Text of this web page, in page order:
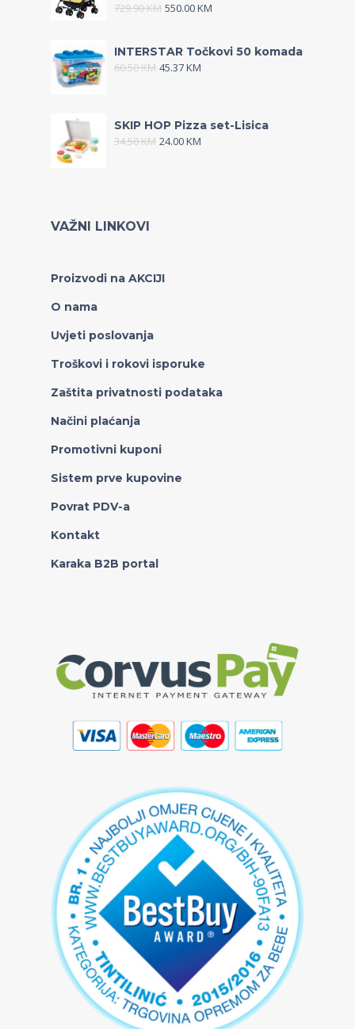
729.90KM 550.00KM
INTERSTAR Točkovi 50 komada
60.50KM 45.37KM
SKIP HOP Pizza set-Lisica
34.50KM 24.00KM
VAŽNI LINKOVI
Proizvodi na AKCIJI
O nama
Uvjeti poslovanja
Troškovi i rokovi isporuke
Zaštita privatnosti podataka
Načini plaćanja
Promotivni kuponi
Sistem prve kupovine
Povrat PDV-a
Kontakt
Karaka B2B portal